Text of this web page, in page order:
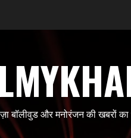
बॉलीवुड और मनोरंजन की खबरों का